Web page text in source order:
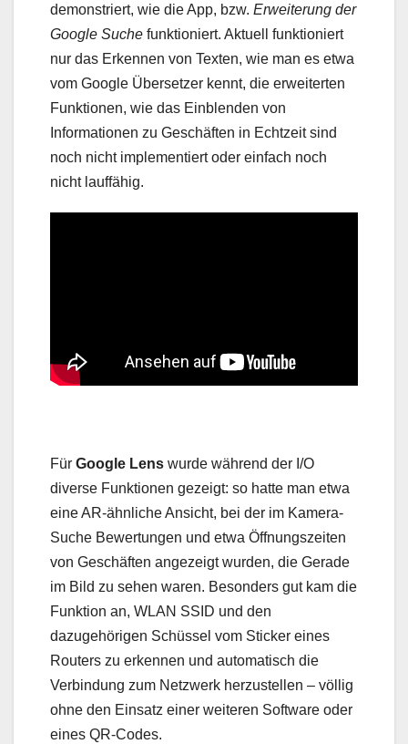
demonstriert, wie die App, bzw. Erweiterung der
Google Suche funktioniert. Aktuell funktioniert
nur das Erkennen von Texten, wie man es etwa
vom Google Übersetzer kennt, die erweiterten
Funktionen, wie das Einblenden von
Informationen zu Geschäften in Echtzeit sind
noch nicht implementiert oder einfach noch
nicht lauffähig.
Für Google Lens wurde während der I/O
diverse Funktionen gezeigt: so hatte man etwa
eine AR-ähnliche Ansicht, bei der im Kamera-
Suche Bewertungen und etwa Öffnungszeiten
von Geschäften angezeigt wurden, die Gerade
im Bild zu sehen waren. Besonders gut kam die
Funktion an, WLAN SSID und den
dazugehörigen Schüssel vom Sticker eines
Routers zu erkennen und automatisch die
Verbindung zum Netzwerk herzustellen – völlig
ohne den Einsatz einer weiteren Software oder
eines QR-Codes.